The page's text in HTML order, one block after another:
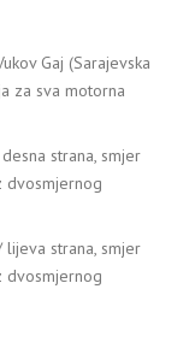
Gaj (Sarajevska
za sva motorna
strana, smjer
dvosmjernog
lijeva strana, smjer
dvosmjernog